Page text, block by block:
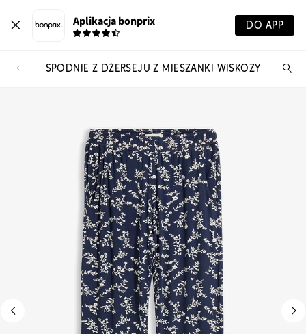
Aplikacja bonprix DO APP
SPODNIE Z DŻERSEJU Z MIESZANKI WISKOZY